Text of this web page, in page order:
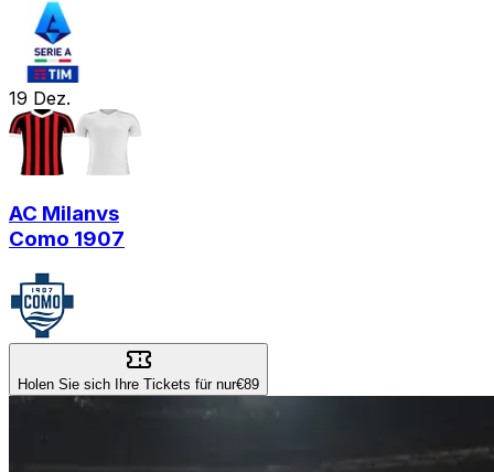
19 Dez.
AC Milanvs
Como 1907
Holen Sie sich Ihre Tickets für nur€89